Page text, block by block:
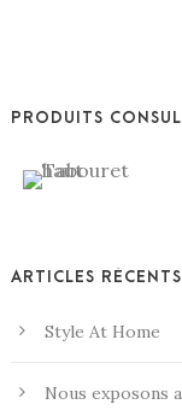
PRODUITS
ARTICLES RÉCENTS
Style At Home
Nous exposons